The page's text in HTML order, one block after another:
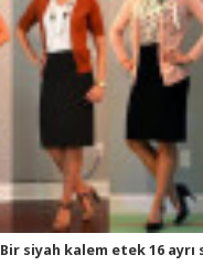
Bir siyah kalem etek 16 ayrı